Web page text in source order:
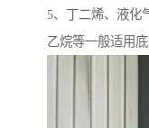
5、丁二烯、液化
乙烷等一般适用底